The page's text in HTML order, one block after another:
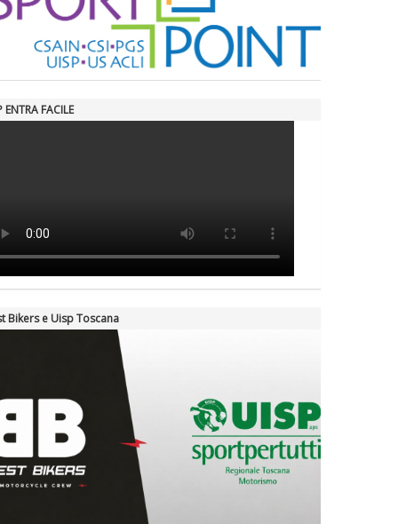
La formazione Uisp rallenta ma
prosegue anche in estate
Tiziano Pesce nel Cda di
a Roma
ENTRA FACILE
Bikers e Uisp Toscana